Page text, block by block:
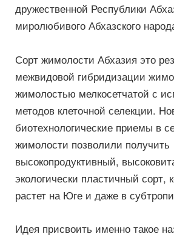
дружественной Республики
миролюбивого Абхазского
Сорт жимолости Абхазия это
межвидовой гибридизации
жимолостью мелкосетчатой с
методов клеточной селекции.
биотехнологические приемы в
жимолости позволили получить
высокопродуктивный,
экологически пластичный сорт,
растет на Юге и даже в
Идея присвоить именно такое